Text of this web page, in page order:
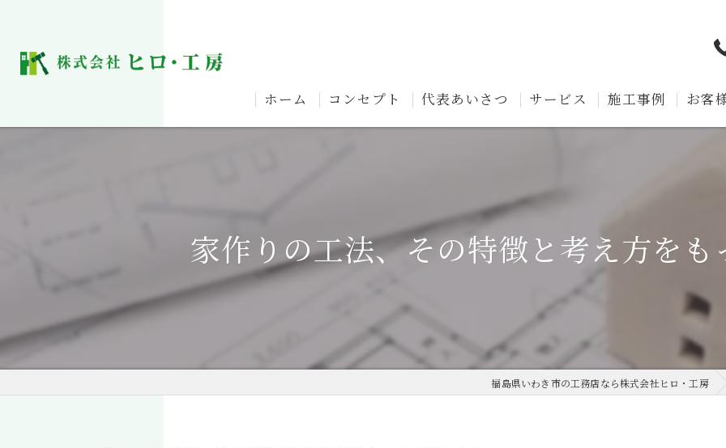
ホーム コンセプト 代表あいさつ サービス 施工事例 お客
家作りの工法、その特徴と考え方を
福島県いわき市の工務店なら株式会社ヒロ・工房